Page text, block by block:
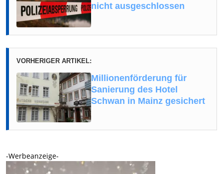
nicht ausgeschlossen
VORHERIGER ARTIKEL:
Millionenförderung für
Sanierung des Hotel
Schwan in Mainz gesichert
-Werbeanzeige-